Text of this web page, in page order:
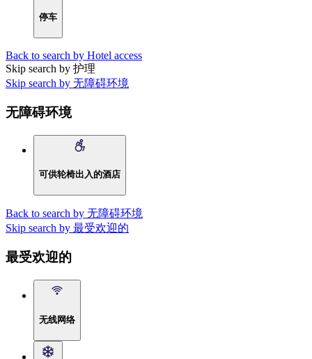
停车
Back to search by Hotel access
Skip search by 护理
Skip search by 无障碍环境
无障碍环境
可供轮椅出入的酒店
Back to search by 无障碍环境
Skip search by 最受欢迎的
最受欢迎的
无线网络